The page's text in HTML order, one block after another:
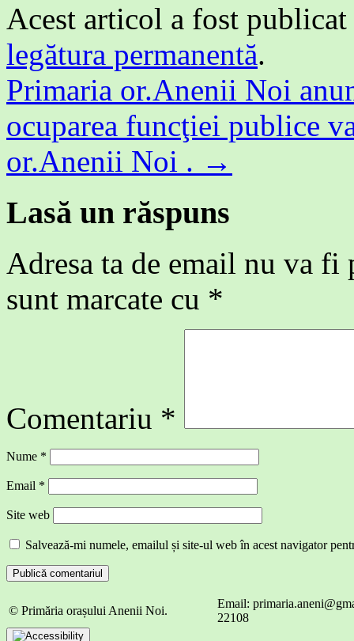
Acest articol a fost
legătura permanentă.
Primaria or.Anenii Noi
ocuparea funcţiei publice
or.Anenii Noi . →
Lasă un răspuns
Adresa ta de email nu va fi
sunt marcate cu *
Comentariu *
Nume *
Email *
Site web
Salvează-mi numele, emailul și site-ul web în acest navigator
© Primăria orașului Anenii Noi.
Email:
22108